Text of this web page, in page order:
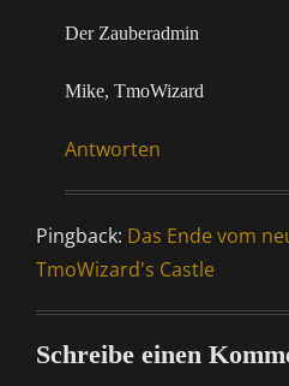
Der Zauberadmin
Mike, TmoWizard
Antworten
Pingback: Das Ende vom
TmoWizard's Castle
Schreibe einen